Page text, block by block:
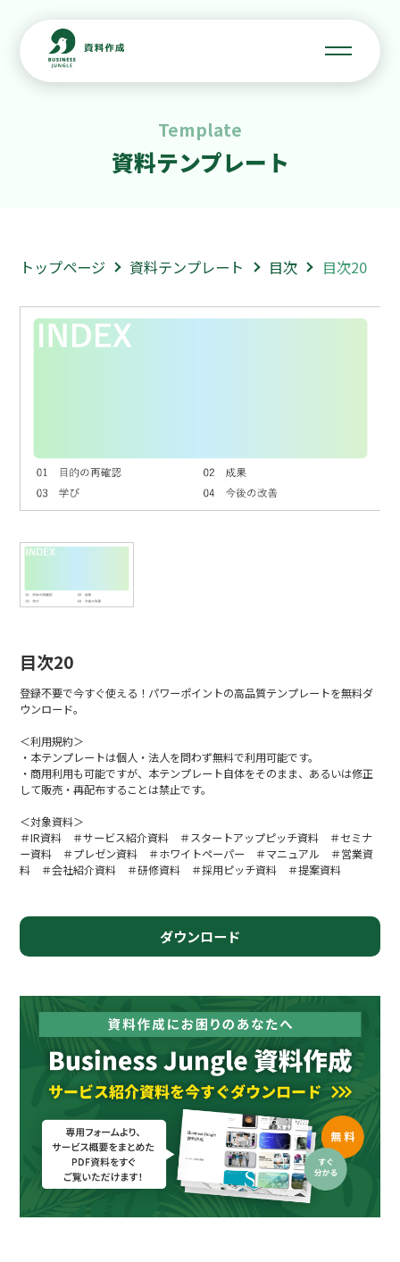
Template
資料テンプレート
トップページ 資料テンプレート 目次 目次20
目次20
登録不要で今すぐ使える！パワーポイントの高品質テンプレートを無料ダ
ウンロード。
＜利用規約＞
・本テンプレートは個人・法人を問わず無料で利用可能です。
・商用利用も可能ですが、本テンプレート自体をそのまま、あるいは修正
して販売・再配布することは禁止です。
＜対象資料＞
＃IR資料 ＃サービス紹介資料 ＃スタートアップピッチ資料 ＃セミナ
ー資料 ＃プレゼン資料 ＃ホワイトペーパー ＃マニュアル ＃営業資
料 ＃会社紹介資料 ＃研修資料 ＃採用ピッチ資料 ＃提案資料
ダウンロード